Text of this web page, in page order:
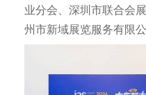
业分会、深圳市联合会
州市新域展览服务有限公